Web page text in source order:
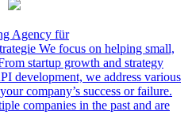
Agency für
We focus on helping small,
startup growth and strategy
development, we address various
company’s success or failure.
companies in the past and are